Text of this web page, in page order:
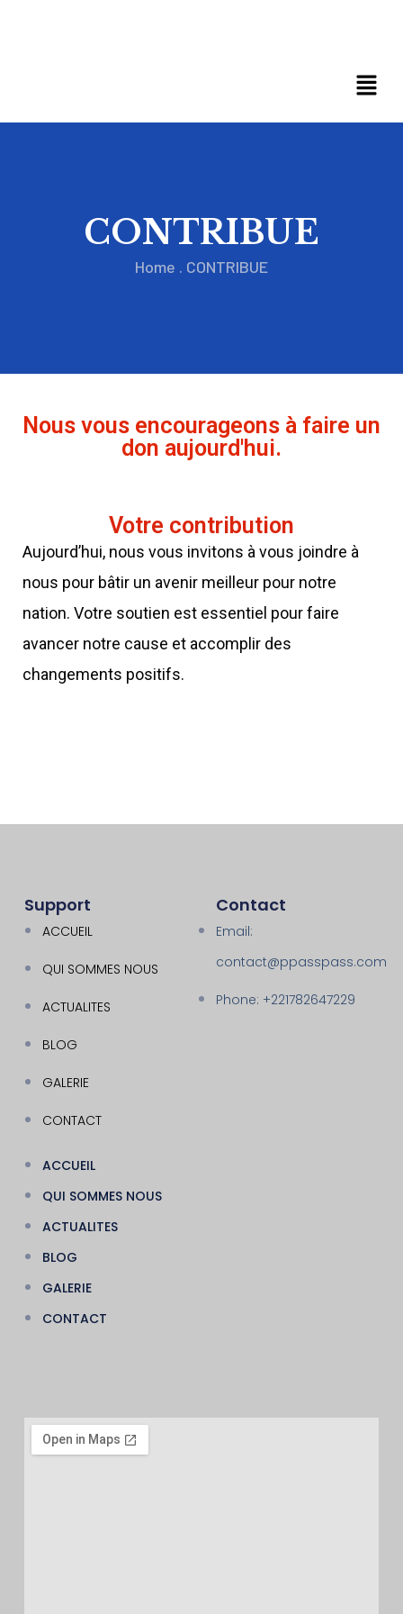
CONTRIBUE
Home . CONTRIBUE
Nous vous encourageons à faire un
don aujourd'hui.
Votre contribution
Aujourd’hui, nous vous invitons à vous joindre à
nous pour bâtir un avenir meilleur pour notre
nation. Votre soutien est essentiel pour faire
avancer notre cause et accomplir des
changements positifs.
Support
ACCUEIL
QUI SOMMES NOUS
ACTUALITES
BLOG
GALERIE
CONTACT
ACCUEIL
QUI SOMMES NOUS
ACTUALITES
BLOG
GALERIE
CONTACT
Contact
Email:
contact@ppasspass.com
Phone: +221782647229